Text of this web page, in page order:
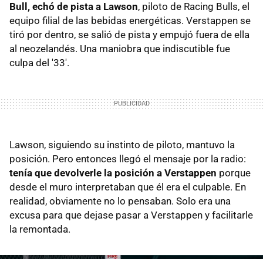
Bull, echó de pista a Lawson, piloto de Racing Bulls, el
equipo filial de las bebidas energéticas. Verstappen se
tiró por dentro, se salió de pista y empujó fuera de ella
al neozelandés. Una maniobra que indiscutible fue
culpa del '33'.
Lawson, siguiendo su instinto de piloto, mantuvo la
posición. Pero entonces llegó el mensaje por la radio:
tenía que devolverle la posición a Verstappen porque
desde el muro interpretaban que él era el culpable. En
realidad, obviamente no lo pensaban. Solo era una
excusa para que dejase pasar a Verstappen y facilitarle
la remontada.